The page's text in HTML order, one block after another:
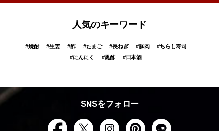
人気のキーワード
#焼酎 #生姜 #酢 #たまご #長ねぎ #豚肉 #ちらし寿司
#にんにく #黒酢 #日本酒
SNSをフォロー